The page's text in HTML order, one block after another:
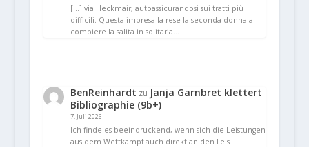
[…] via Heckmair, autoassicurandosi sui tratti più
difficili. Questa impresa la rese la seconda donna a
compiere la salita in solitaria…
BenReinhardt zu Janja Garnbret klettert
Bibliographie (9b+)
7. Juli 2026
Ich finde es beeindruckend, wenn sich die Leistungen
aus dem Wettkampf auch direkt an den Fels